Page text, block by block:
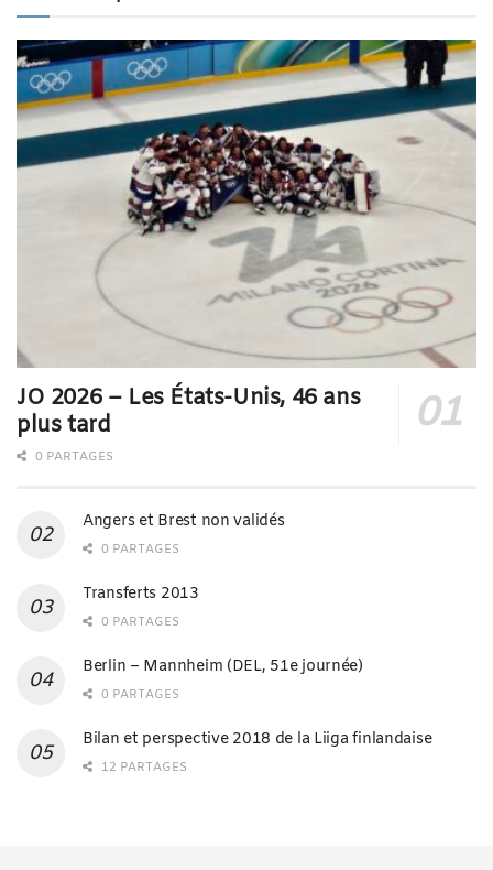
JO 2026 – Les États-Unis, 46 ans
plus tard
0 PARTAGES
Angers et Brest non validés
0 PARTAGES
Transferts 2013
0 PARTAGES
Berlin – Mannheim (DEL, 51e journée)
0 PARTAGES
Bilan et perspective 2018 de la Liiga finlandaise
12 PARTAGES